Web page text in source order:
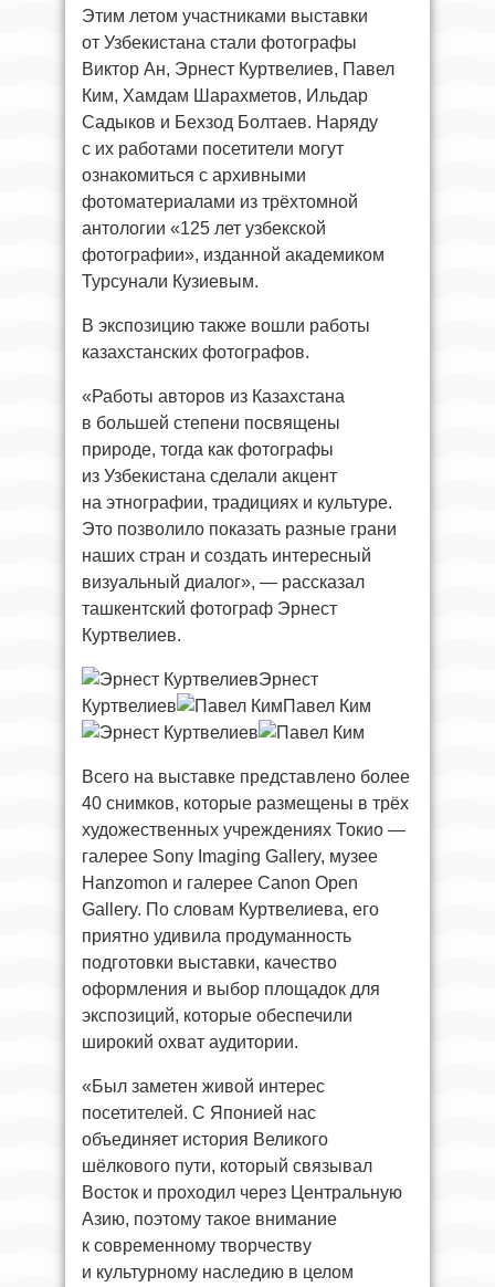
Этим летом участниками выставки
от Узбекистана стали фотографы
Виктор Ан, Эрнест Куртвелиев, Павел
Ким, Хамдам Шарахметов, Ильдар
Садыков и Бехзод Болтаев. Наряду
с их работами посетители могут
ознакомиться с архивными
фотоматериалами из трёхтомной
антологии «125 лет узбекской
фотографии», изданной академиком
Турсунали Кузиевым.
В экспозицию также вошли работы
казахстанских фотографов.
«Работы авторов из Казахстана
в большей степени посвящены
природе, тогда как фотографы
из Узбекистана сделали акцент
на этнографии, традициях и культуре.
Это позволило показать разные грани
наших стран и создать интересный
визуальный диалог», — рассказал
ташкентский фотограф Эрнест
Куртвелиев.
Эрнест
Куртвелиев
Павел Ким
Всего на выставке представлено более
40 снимков, которые размещены в трёх
художественных учреждениях Токио —
галерее Sony Imaging Gallery, музее
Hanzоmon и галерее Canon Open
Gallery. По словам Куртвелиева, его
приятно удивила продуманность
подготовки выставки, качество
оформления и выбор площадок для
экспозиций, которые обеспечили
широкий охват аудитории.
«Был заметен живой интерес
посетителей. С Японией нас
объединяет история Великого
шёлкового пути, который связывал
Восток и проходил через Центральную
Азию, поэтому такое внимание
к современному творчеству
и культурному наследию в целом